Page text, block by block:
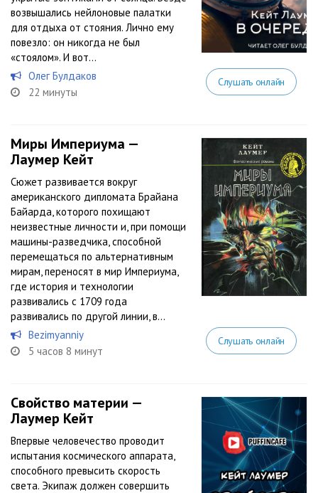
возвышались нейлоновые палатки
для отдыха от стояния. Лично ему
повезло: он никогда не был
«стоялом». И вот...
Олег Булдаков
22 минуты
Слушать онлайн
Миры Империума —
Лаумер Кейт
Сюжет развивается вокруг
американского дипломата Брайана
Байарда, которого похищают
неизвестные личности и, при помощи
машины-разведчика, способной
перемещаться по альтернативным
мирам, переносят в мир Империума,
где история и технологии
развивались с 1709 года
развивались по другой линии, в...
Bezimyanniy
5 часов 8 минут
Слушать онлайн
Свойство материи —
Лаумер Кейт
Впервые человечество проводит
испытания космического аппарата,
способного превысить скорость
света. Экипаж должен совершить